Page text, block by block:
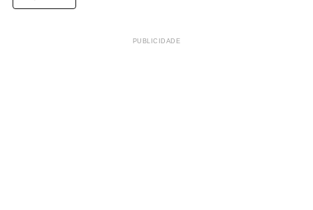
PUBLICIDADE